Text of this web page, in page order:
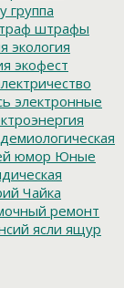
группа
штрафы
экология
экофест
электронные
юмор Юные
Чайка
ремонт
ясли ящур